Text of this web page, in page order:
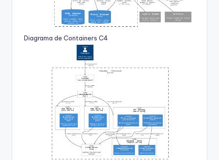
Diagrama de Containers C4